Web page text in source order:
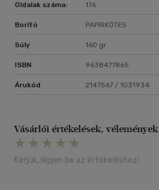
Oldalak száma: 176
Borító PAPIRKÖTES
Súly 160 gr
ISBN 9638477865
Árukód 2147567 / 1031934
Vásárlói értékelések, vélemények
Kérjük, lépjen be az értékeléshez!